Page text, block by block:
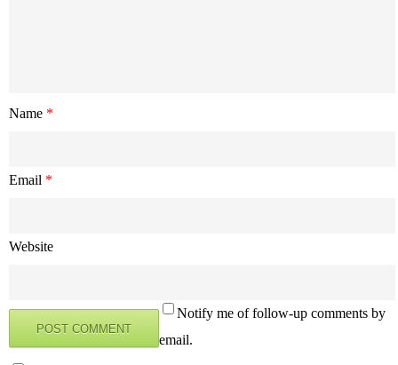
Name *
Email *
Website
Notify me of follow-up comments by
email.